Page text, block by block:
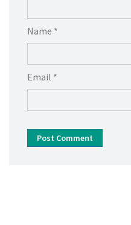
Name *
Email *
Post Comment